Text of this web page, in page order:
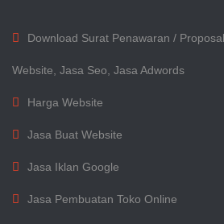
Download Surat Penawaran /
Website, Jasa Seo, Jasa Adwords
Harga Website
Jasa Buat Website
Jasa Iklan Google
Jasa Pembuatan Toko Online